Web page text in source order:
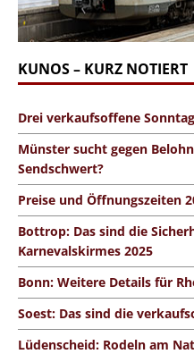
KUNOS – KURZ NOTIERT
Drei verkaufsoffene
Münster sucht gegen
Sendschwert?
Preise und Öffnungszeiten
Bottrop: Das sind die
Karnevalskirmes 2025
Bonn: Weitere Details für
Soest: Das sind die
Lüdenscheid: Rodeln am